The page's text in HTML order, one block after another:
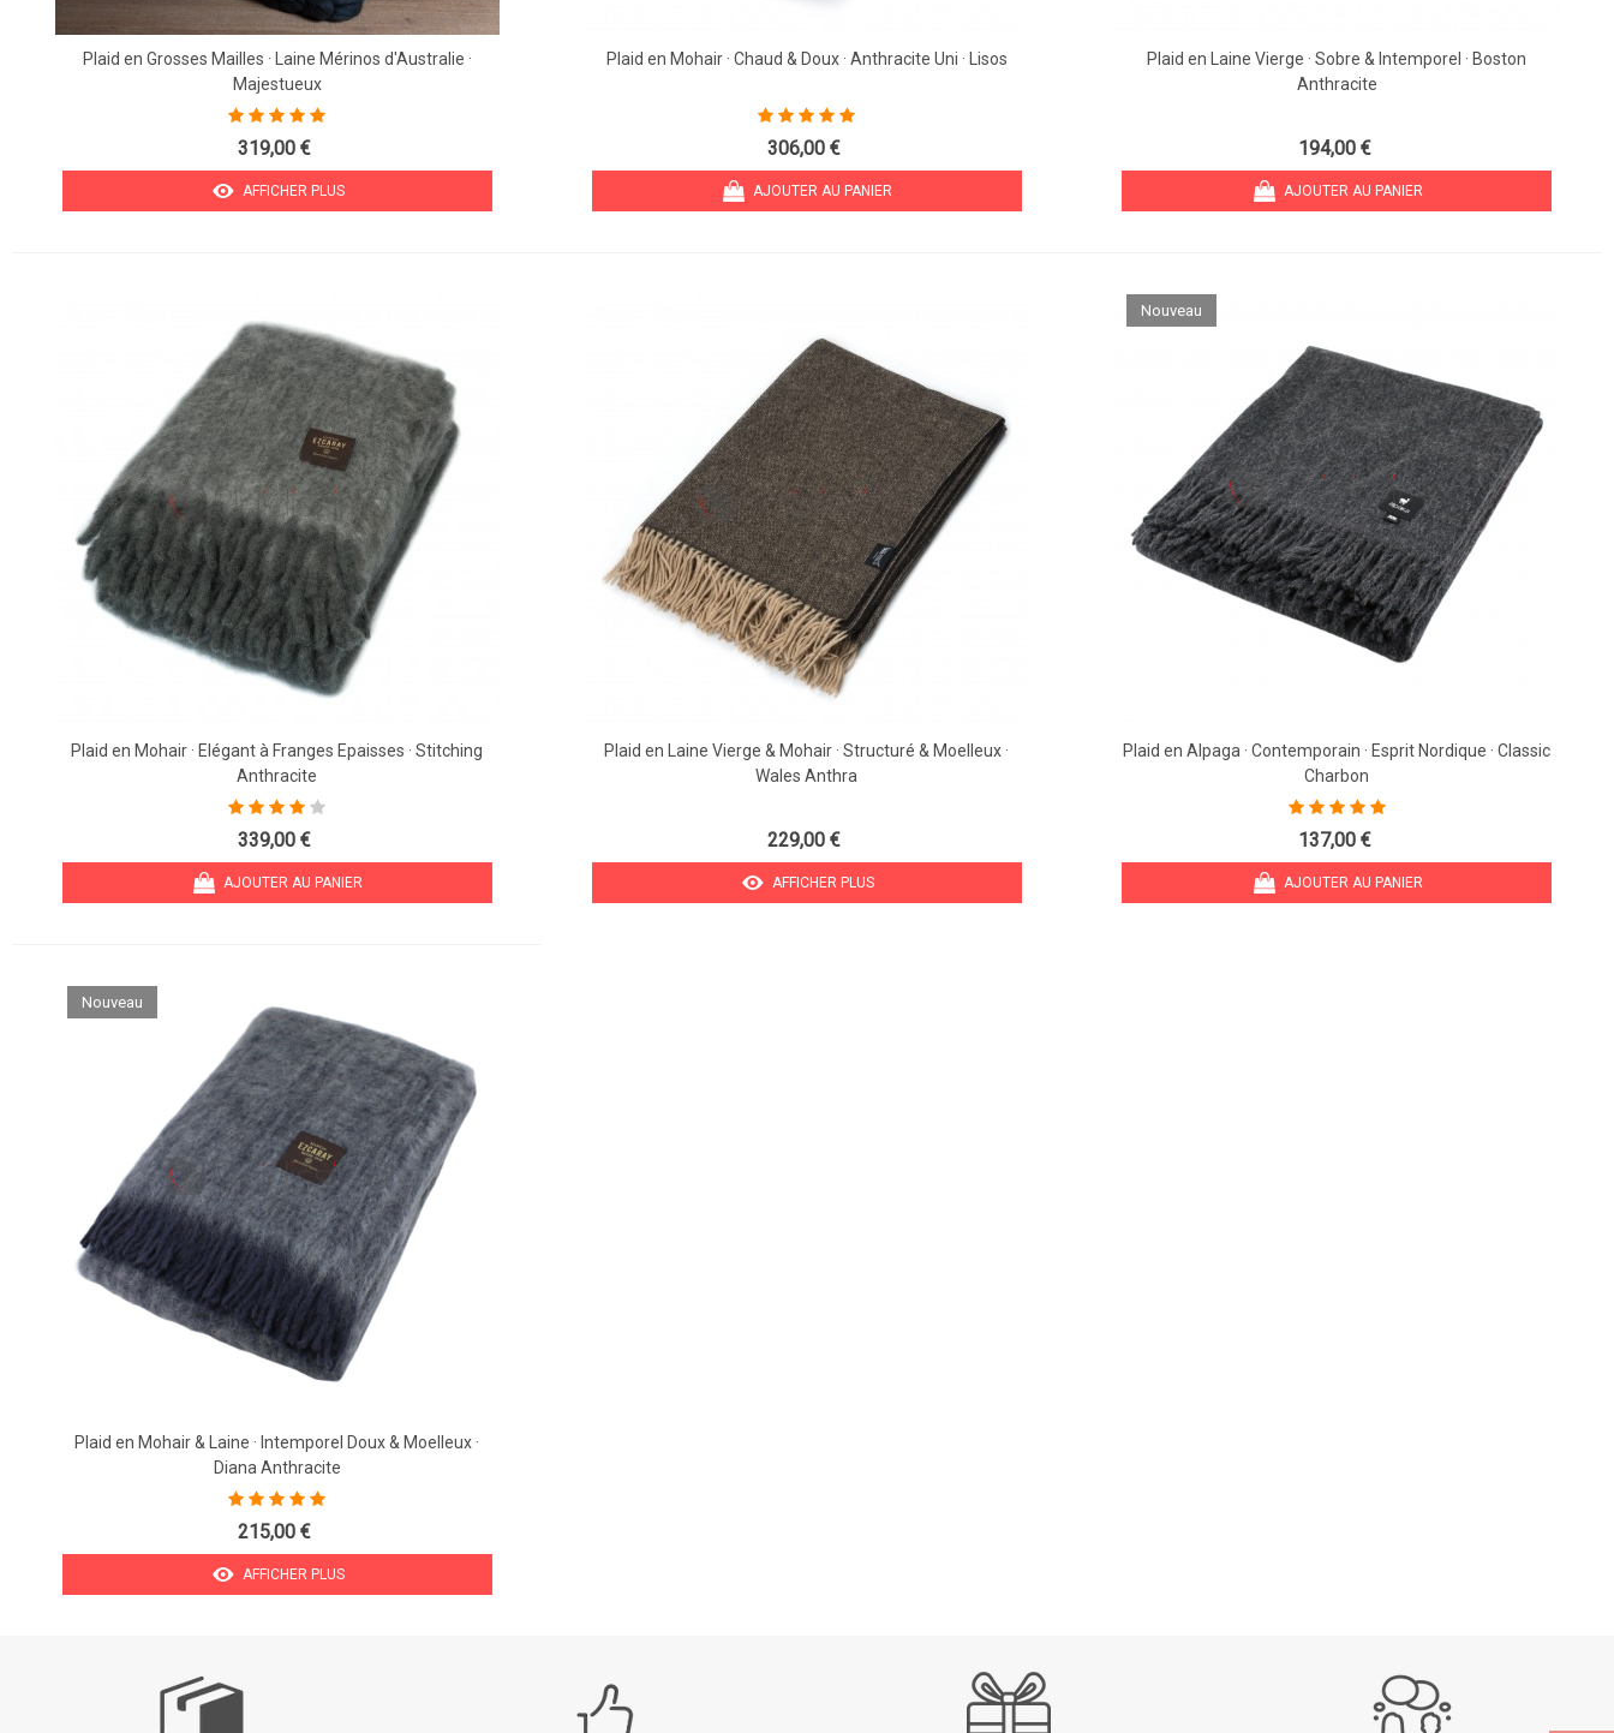
Plaid en Grosses Mailles · Laine Mérinos d'Australie ·
Majestueux
319,00 €
AFFICHER PLUS
Plaid en Mohair · Chaud & Doux · Anthracite Uni · Lisos
306,00 €
AJOUTER AU PANIER
Plaid en Laine Vierge · Sobre & Intemporel · Boston
Anthracite
194,00 €
AJOUTER AU PANIER
Plaid en Mohair · Elégant à Franges Epaisses · Stitching
Anthracite
339,00 €
AJOUTER AU PANIER
Plaid en Laine Vierge & Mohair · Structuré & Moelleux ·
Wales Anthra
229,00 €
AFFICHER PLUS
Nouveau
Plaid en Alpaga · Contemporain · Esprit Nordique · Classic
Charbon
137,00 €
AJOUTER AU PANIER
Nouveau
Plaid en Mohair & Laine · Intemporel Doux & Moelleux ·
Diana Anthracite
215,00 €
AFFICHER PLUS